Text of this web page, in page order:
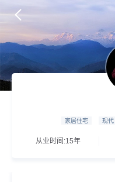
家居住宅 现代
从业时间:15年